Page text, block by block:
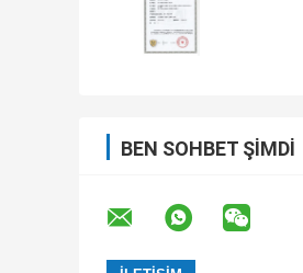
BEN SOHBET ŞIMDI